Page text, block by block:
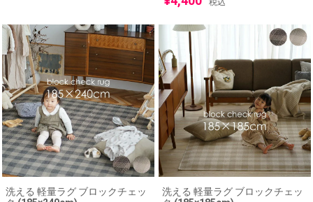
洗える 軽量ラグ ブロックチェッ
洗える 軽量ラグ ブロックチェッ